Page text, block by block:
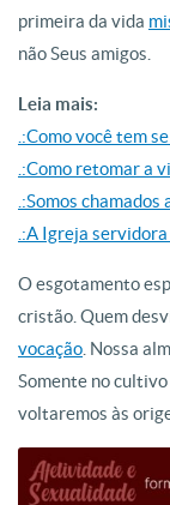
primeira da vida
não Seus amigos.
Leia mais:
.:Como você tem
.:Como retomar a
.:Somos
.:A Igreja
O esgotamento
cristão. Quem
vocação . Nossa
Somente no
voltaremos às